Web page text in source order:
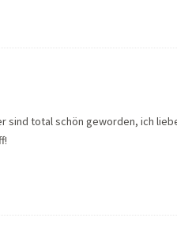
sind total schön geworden, ich